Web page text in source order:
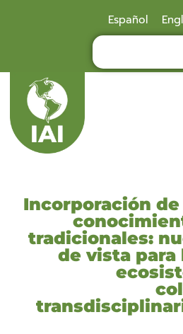
Español
Incorporación
tradicionales:
de vista para